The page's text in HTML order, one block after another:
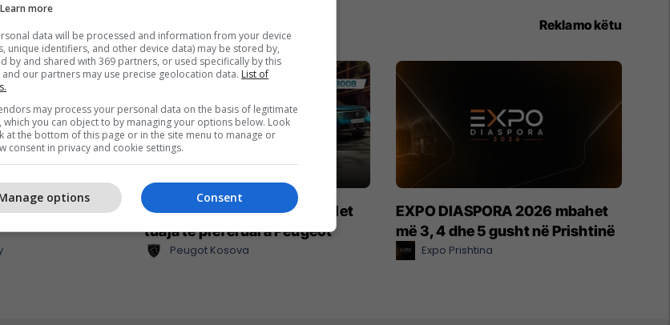
Reklamo këtu
dhe shumë më
Zgjidhni një nga katër modelet
tuaja të preferuara Peugeot
Peugot Kosova
EXPO DIASPORA 2026 mbahet
më 3, 4 dhe 5 gusht në Prishtinë
Expo Prishtina
Learn more
data will be processed and information from your device
unique identifiers, and other device data) may be stored by,
by and shared with 369 partners, or used specifically by this
and our partners may use precise geolocation data. List of
may process your personal data on the basis of legitimate
which you can object to by managing your options below. Look
at the bottom of this page or in the site menu to manage or
consent in privacy and cookie settings.
Consent
options